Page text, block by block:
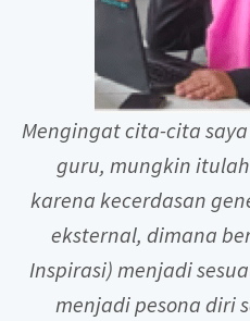
Mengingat cita-cita
guru, mungkin
karena kecerdasan
eksternal, dimana
Inspirasi) menjadi
menjadi pesona diri